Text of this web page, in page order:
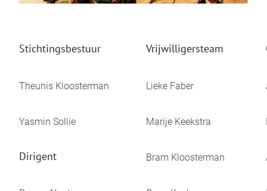
Stichtingsbestuur Vrijwilligersteam
Theunis Kloosterman Lieke Faber
Yasmin Sollie Marije Keekstra
Dirigent Bram Kloosterman